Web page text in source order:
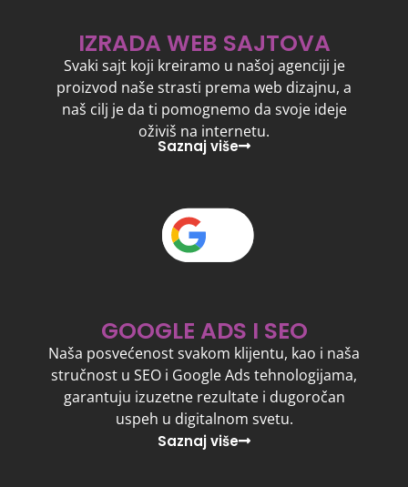
IZRADA WEB SAJTOVA
Svaki sajt koji kreiramo u našoj agenciji je
proizvod naše strasti prema web dizajnu, a
naš cilj je da ti pomognemo da svoje ideje
oživiš na internetu.
Saznaj više
GOOGLE ADS I SEO
Naša posvećenost svakom klijentu, kao i naša
stručnost u SEO i Google Ads tehnologijama,
garantuju izuzetne rezultate i dugoročan
uspeh u digitalnom svetu.
Saznaj više